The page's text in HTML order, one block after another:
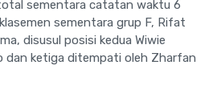
sementara catatan waktu 6
sementara grup F, Rifat
disusul posisi kedua Wiwie
dan ketiga ditempati oleh Zharfan